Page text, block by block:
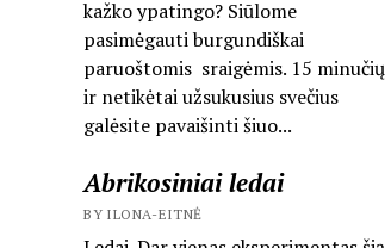
kažko ypatingo? Siūlome
pasimėgauti burgundiškai
paruoštomis sraigėmis. 15 minučių
ir netikėtai užsukusius svečius
galėsite pavaišinti šiuo...
Abrikosiniai ledai
BY ILONA-EITNĖ